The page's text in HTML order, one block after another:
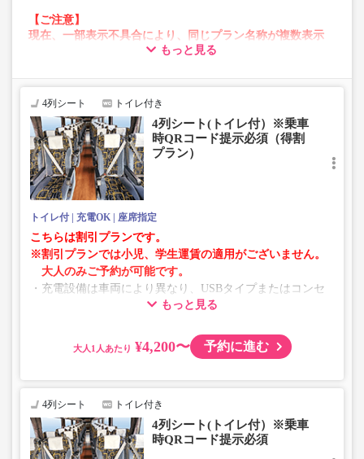
【ご注意】
現在、一部表示不具合により、同じプラン名称が複数表示
される場合がございます。
います。
お手数をおかけいたしますが、エラー表示が出た場合は、
たします。
もっと見る
4列シート トイレ付き
4列シート(トイレ付）※乗車
時QRコード提示必須（得割
プラン）
トイレ付 充電OK 座席指定
こちらは割引プランです。
※割引プランでは小児、学生運賃の適用がございません。
大人のみご予約が可能です。
・充電設備は車両により異なり、USBタイプまたはコンセ
ントタイプでのご用意となります。
仕様が変更となる場合がございます。あらかじめご了承く
ださい。
もっと見る
大人 ¥4,200〜 予約に進む
4列シート トイレ付き
4列シート(トイレ付）※乗車
時QRコード提示必須